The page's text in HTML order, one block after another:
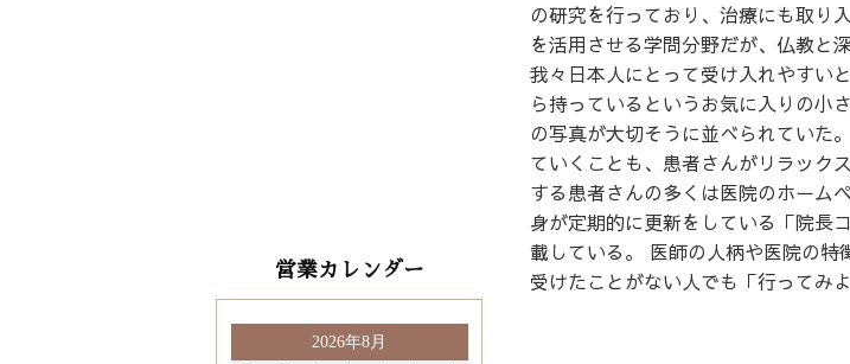
営業カレンダー
2026年8月
の研究を行っており、治療にも取り
を活用させる学問分野だが、仏教と
我々日本人にとって受け入れやすい
ら持っているというお気に入りの小
の写真が大切そうに並べられていた
ていくことも、患者さんがリラック
する患者さんの多くは医院のホーム
身が定期的に更新をしている「院長
載している。 医師の人柄や医院の特
受けたことがない人でも「行ってみ